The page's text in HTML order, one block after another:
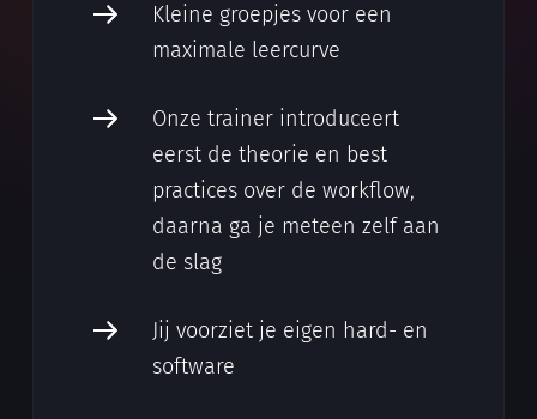
Kleine groepjes voor een
maximale leercurve
Onze trainer introduceert
eerst de theorie en best
practices over de workflow,
daarna ga je meteen zelf aan
de slag
Jij voorziet je eigen hard- en
software